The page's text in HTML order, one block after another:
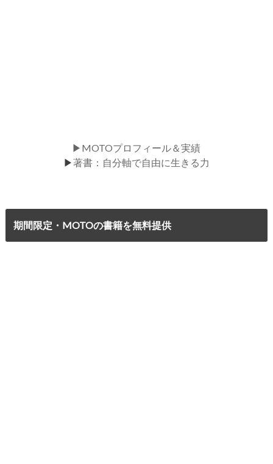
▶MOTOプロフィール＆実績
▶著書：自分軸で自由に生きる力
期間限定・MOTOの書籍を無料提供